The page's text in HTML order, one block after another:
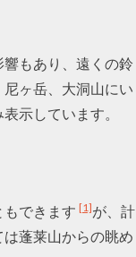
もあり、遠くの鈴
ヶ岳、大洞山にい
示しています。
もできます [1]が、計
蓬莱山からの眺め